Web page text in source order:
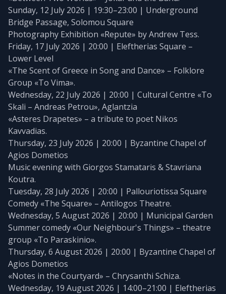
Sunday, 12 July 2026 | 19:30–23:00 | Underground
Bridge Passage, Solomou Square
Photography Exhibition «Repute» by Andrew Tess.
Friday, 17 July 2026 | 20:00 | Eleftherias Square –
Lower Level
«The Scent of Greece in Song and Dance» – Folklore
Group «To Vima».
Wednesday, 22 July 2026 | 20:00 | Cultural Centre «To
Skali – Andreas Petrou», Aglantzia
«Asteres Drapetes» – a tribute to poet Nikos
Kavvadias.
Thursday, 23 July 2026 | 20:00 | Byzantine Chapel of
Agios Dometios
Music evening with Giorgos Stamataris & Stavriana
Koutra.
Tuesday, 28 July 2026 | 20:00 | Pallouriotissa Square
Comedy «The Square» – Antilogos Theatre.
Wednesday, 5 August 2026 | 20:00 | Municipal Garden
Summer comedy «Our Neighbour's Things» – theatre
group «To Paraskinio».
Thursday, 6 August 2026 | 20:00 | Byzantine Chapel of
Agios Dometios
«Notes in the Courtyard» – Chrysanthi Schiza.
Wednesday, 19 August 2026 | 14:00–21:00 | Eleftherias